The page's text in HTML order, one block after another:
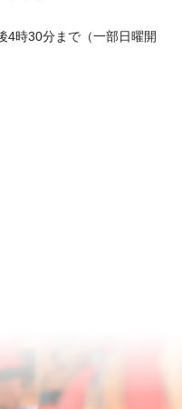
4時30分まで（一部日曜開